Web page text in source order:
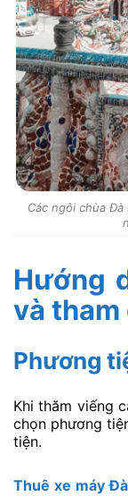
Các ngôi chùa
Hướng
và tham
Phương
Khi thăm viếng
chọn phương
tiện.
Thuê xe máy